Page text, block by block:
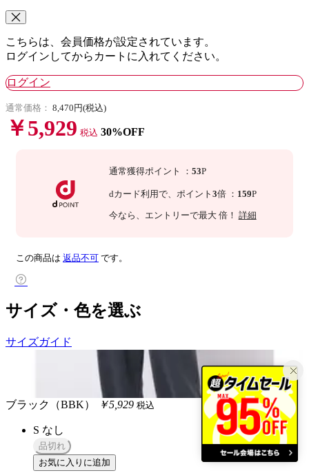
こちらは、会員価格が設定されています。
ログインしてからカートに入れてください。
ログイン
通常価格： 8,470円(税込)
￥5,929 税込 30%OFF
通常獲得ポイント ： 53P
dカード利用で、 ポイント 3倍 ： 159P
今なら 、エントリーで最大 倍！ 詳細
この商品は 返品不可 です。
サイズ・色を選ぶ
サイズガイド
ブラック（BBK） ￥5,929 税込
S なし
品切れ
お気に入りに追加